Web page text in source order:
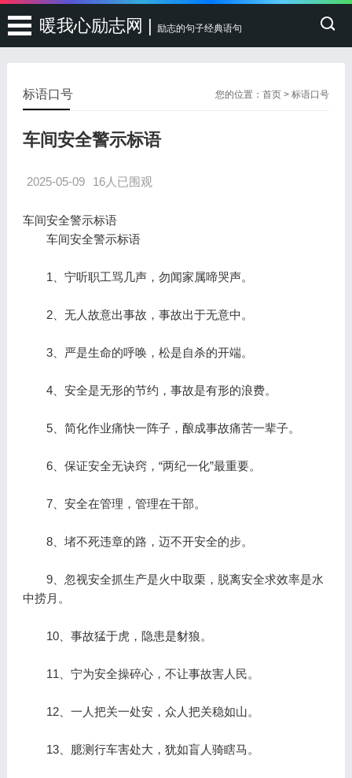
暖我心励志网 | 励志的句子经典语句
您的位置：首页 >标语口号
标语口号
车间安全警示标语
2025-05-09 16人已围观
车间安全警示标语
车间安全警示标语
1、宁听职工骂几声，勿闻家属啼哭声。
2、无人故意出事故，事故出于无意中。
3、严是生命的呼唤，松是自杀的开端。
4、安全是无形的节约，事故是有形的浪费。
5、简化作业痛快一阵子，酿成事故痛苦一辈子。
6、保证安全无诀窍，“两纪一化”最重要。
7、安全在管理，管理在干部。
8、堵不死违章的路，迈不开安全的步。
9、忽视安全抓生产是火中取栗，脱离安全求效率是水
中捞月。
10、事故猛于虎，隐患是豺狼。
11、宁为安全操碎心，不让事故害人民。
12、一人把关一处安，众人把关稳如山。
13、臆测行车害处大，犹如盲人骑瞎马。